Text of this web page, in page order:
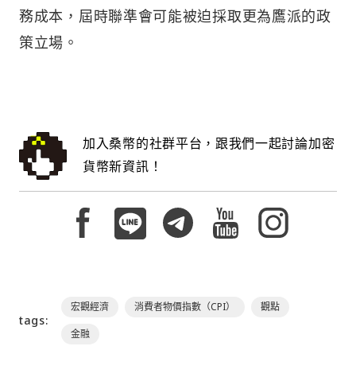
務成本，屆時聯準會可能被迫採取更為鷹派的政
策立場。
加入桑幣的社群平台，跟我們一起討論加密
貨幣新資訊！
tags:
宏觀經濟 消費者物價指數（CPI）
觀點
金融